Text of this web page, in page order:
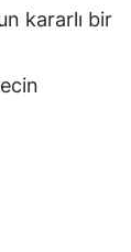
kararlı bir